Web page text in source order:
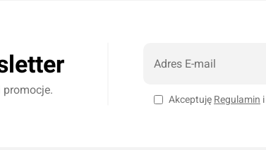
promocje.
Akceptuję Regulamin i